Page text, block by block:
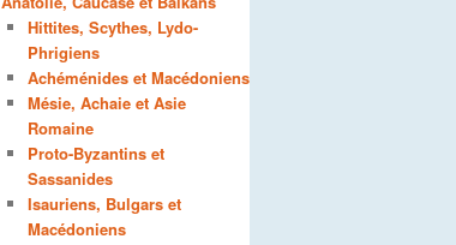
Hittites, Scythes, Lydo-
Phrigiens
Achéménides et Macédoniens
Mésie, Achaie et Asie
Romaine
Proto-Byzantins et
Sassanides
Isauriens, Bulgars et
Macédoniens